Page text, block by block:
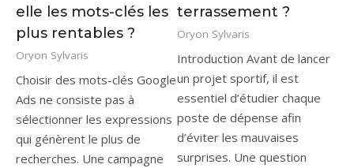
elle les mots-clés les
plus rentables ?
Oryon Sylvaris
Choisir des mots-clés Google
Ads ne consiste pas à
sélectionner les expressions
qui génèrent le plus de
recherches. Une campagne
terrassement ?
Oryon Sylvaris
Introduction Avant de lancer
un projet sportif, il est
essentiel d’étudier chaque
poste de dépense afin
d’éviter les mauvaises
surprises. Une question